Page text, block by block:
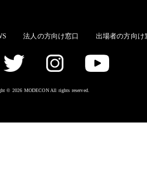
法人の方向け窓口 出場者の方向け
© 2026 MODECON All rights reserved.